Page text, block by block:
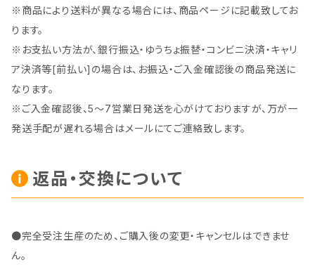
※商品により送料が異なる場合には、商品ページに記載致してお
ります。
※お支払い方法が、銀行振込・ゆうちょ振替・コンビニ決済・キャリ
ア決済等[前払い]の場合は、お振込・ご入金確認後の商品発送に
なります。
※ご入金確認後、5～7営業日発送を心がけておりますが、万が一
発送手配が遅れる場合はメールにてご連絡致します。
返品・交換について
●完全受注生産のため、ご購入後の変更・キャンセルはできませ
ん。